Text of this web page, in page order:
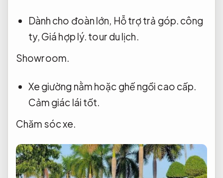
Dành cho đoàn lớn, Hỗ trợ trả góp. công
ty, Giá hợp lý. tour du lịch.
Showroom.
Xe giường nằm hoặc ghế ngồi cao cấp.
Cảm giác lái tốt.
Chăm sóc xe.